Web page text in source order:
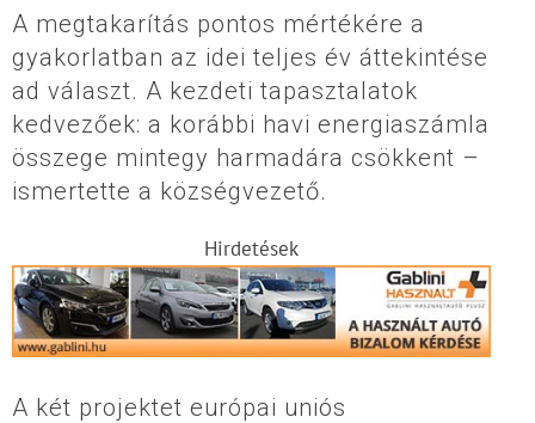
A megtakarítás pontos mértékére a
gyakorlatban az idei teljes év áttekintése
ad választ. A kezdeti tapasztalatok
kedvezőek: a korábbi havi energiaszámla
összege mintegy harmadára csökkent –
ismertette a községvezető.
Hirdetések
A két projektet európai uniós